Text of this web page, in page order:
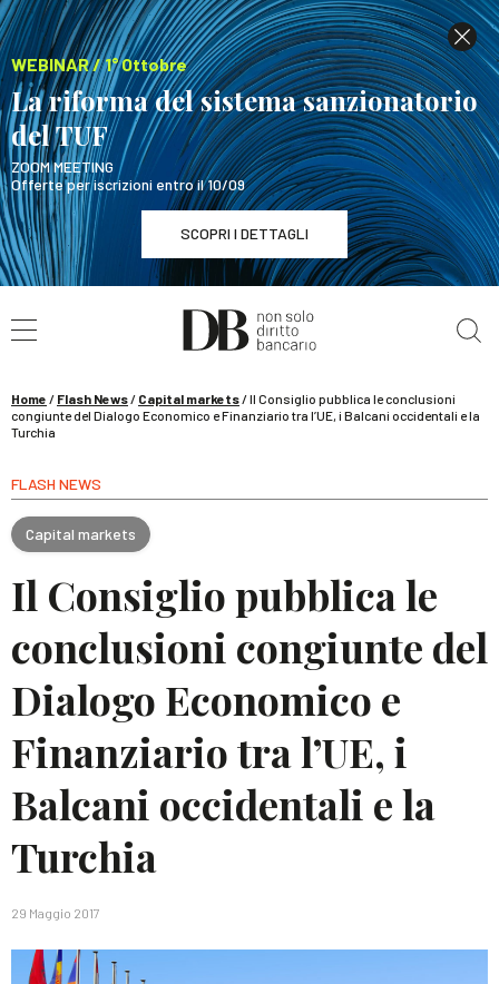
WEBINAR / 1° Ottobre
La riforma del sistema sanzionatorio
del TUF
ZOOM MEETING
Offerte per iscrizioni entro il 10/09
SCOPRI I DETTAGLI
WEBINAR / 1° Ottobre
La riforma del sistema sanzionatorio del TUF
Home / Flash News/ Capital markets/Il Consiglio pubblica le conclusioni
congiunte del Dialogo Economico e Finanziario tra l’UE, i Balcani occidentali e la
Turchia
FLASH NEWS
Capital markets
Il Consiglio pubblica le
conclusioni congiunte del
Dialogo Economico e
Finanziario tra l’UE, i
Balcani occidentali e la
Turchia
29 Maggio 2017